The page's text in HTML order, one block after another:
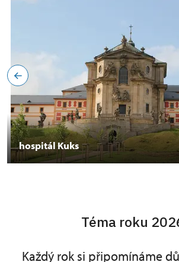
hospitál Kuks
Téma roku
Každý rok si připomínáme